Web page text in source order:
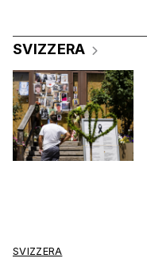
SVIZZERA
SVIZZERA